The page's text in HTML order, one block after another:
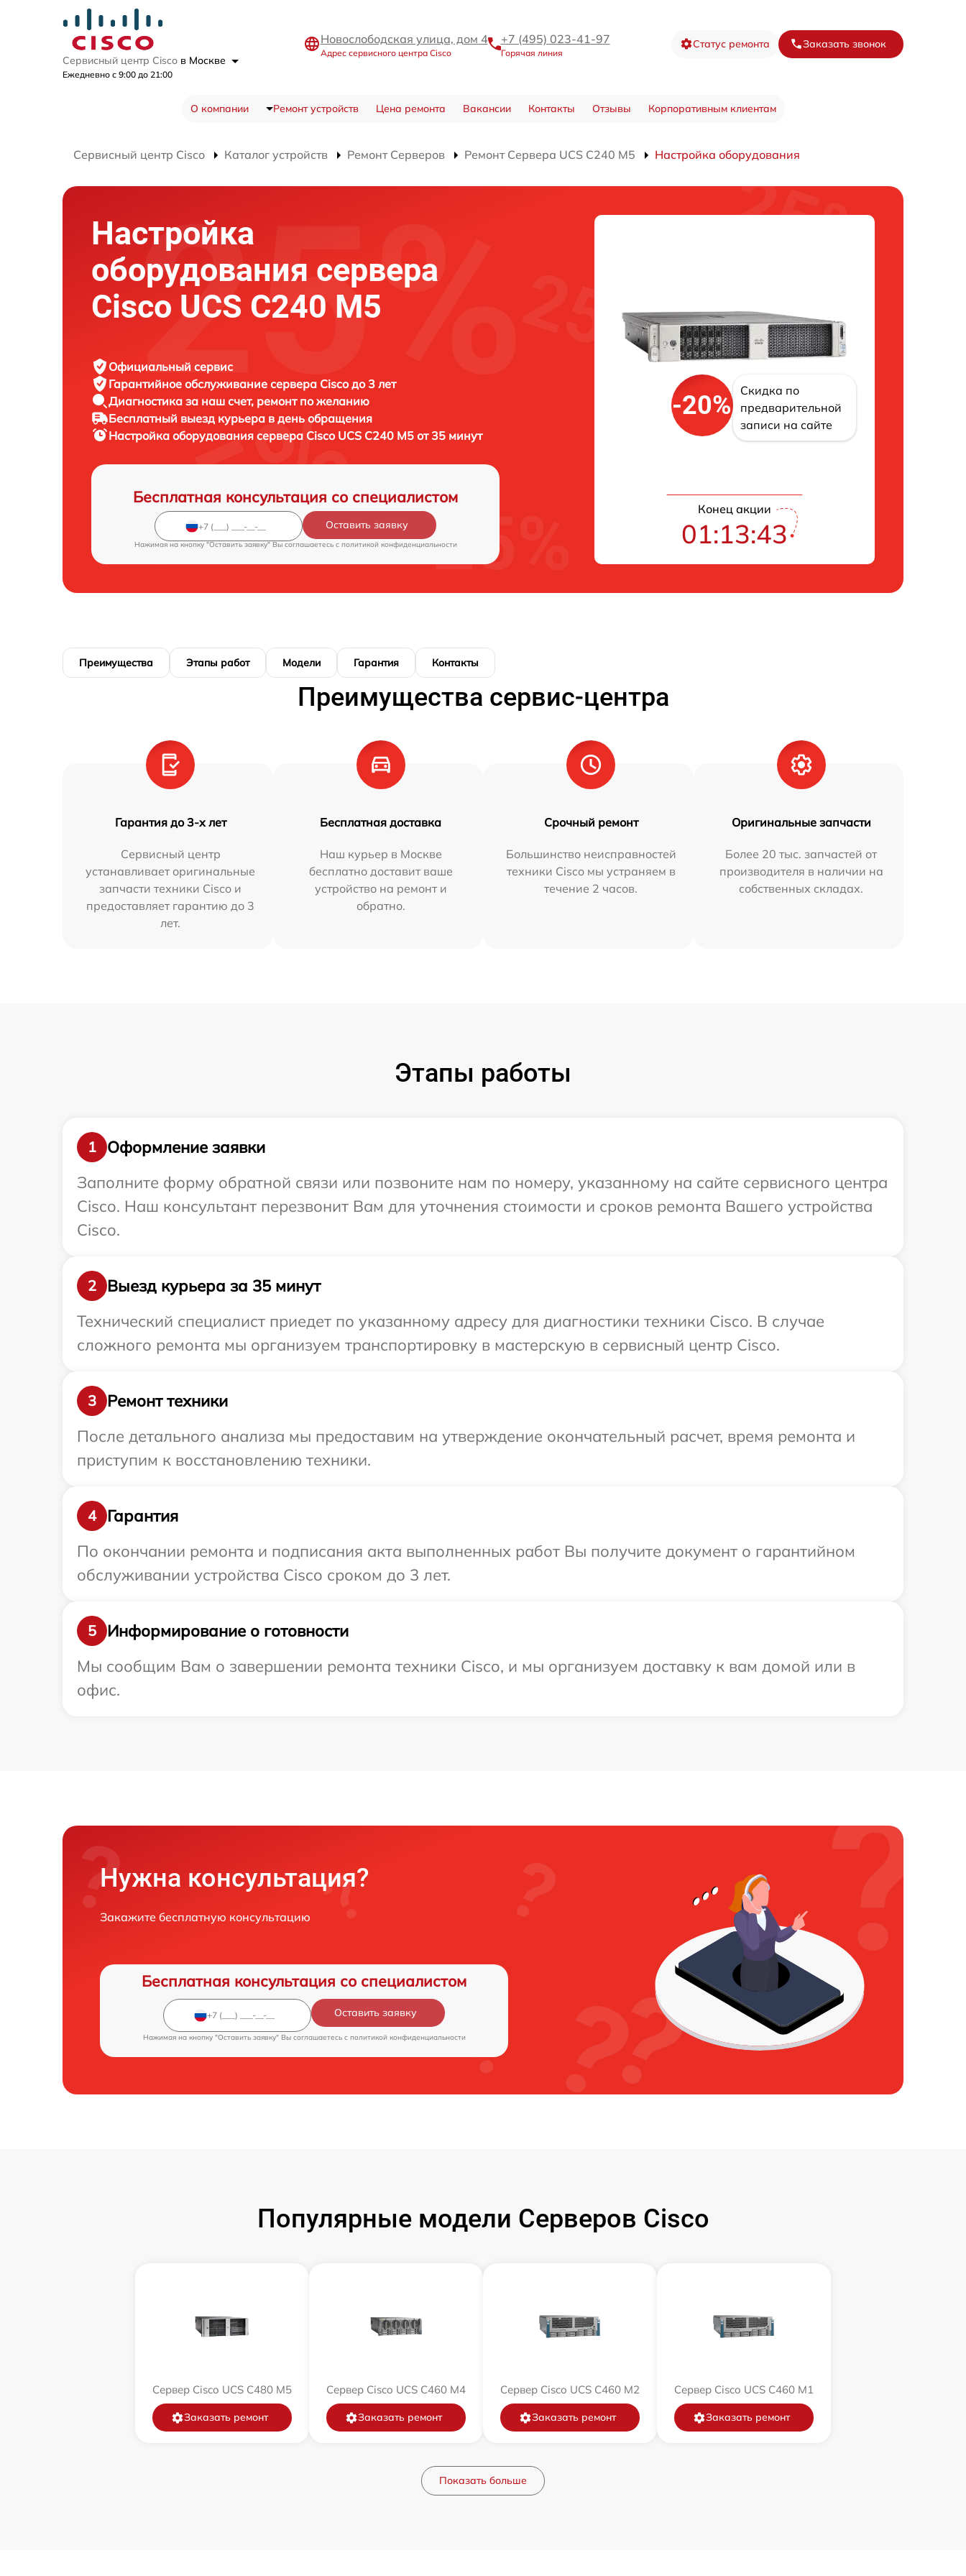
Сервисный центр Cisco в Москве
Ежедневно с 9:00 до 21:00
Новослободская улица, дом 4
Адрес сервисного центра Cisco
+7 (495) 023-41-97
Горячая линия
Статус ремонта Заказать звонок
О компании Ремонт устройств Цена ремонта Вакансии Контакты Отзывы Корпоративным клиентам
Сервисный центр Cisco Каталог устройств Ремонт Серверов Ремонт Сервера UCS C240 M5 Настройка оборудования
Настройка
оборудования сервера
Cisco UCS C240 M5
Официальный сервис
Гарантийное обслуживание сервера Cisco до 3 лет
Диагностика за наш счет, ремонт по желанию
Бесплатный выезд курьера в день обращения
Настройка оборудования сервера Cisco UCS C240 M5 от 35 минут
Бесплатная консультация со специалистом
Оставить заявку
Нажимая на кнопку "Оставить заявку" Вы соглашаетесь c политикой конфиденциальности
-20%
Скидка по
предварительной
записи на сайте
Конец акции
01:13:42
Преимущества Этапы работ Модели Гарантия Контакты
Преимущества сервис-центра
Гарантия до 3-х лет
Сервисный центр
устанавливает оригинальные
запчасти техники Cisco и
предоставляет гарантию до 3
лет.
Бесплатная доставка
Наш курьер в Москве
бесплатно доставит ваше
устройство на ремонт и
обратно.
Срочный ремонт
Большинство неисправностей
техники Cisco мы устраняем в
течение 2 часов.
Оригинальные запчасти
Более 20 тыс. запчастей от
производителя в наличии на
собственных складах.
Этапы работы
1
Оформление заявки
Заполните форму обратной связи или позвоните нам по номеру, указанному на сайте сервисного центра
Cisco. Наш консультант перезвонит Вам для уточнения стоимости и сроков ремонта Вашего устройства
Cisco.
2
Выезд курьера за 35 минут
Технический специалист приедет по указанному адресу для диагностики техники Cisco. В случае
сложного ремонта мы организуем транспортировку в мастерскую в сервисный центр Cisco.
3
Ремонт техники
После детального анализа мы предоставим на утверждение окончательный расчет, время ремонта и
приступим к восстановлению техники.
4
Гарантия
По окончании ремонта и подписания акта выполненных работ Вы получите документ о гарантийном
обслуживании устройства Cisco сроком до 3 лет.
5
Информирование о готовности
Мы сообщим Вам о завершении ремонта техники Cisco, и мы организуем доставку к вам домой или в
офис.
Нужна консультация?
Закажите бесплатную консультацию
Бесплатная консультация со специалистом
Оставить заявку
Нажимая на кнопку "Оставить заявку" Вы соглашаетесь c политикой конфиденциальности
Популярные модели Серверов Cisco
Сервер Cisco UCS C480 M5
Заказать ремонт
Сервер Cisco UCS C460 M4
Заказать ремонт
Сервер Cisco UCS C460 M2
Заказать ремонт
Сервер Cisco UCS C460 M1
Заказать ремонт
Показать больше